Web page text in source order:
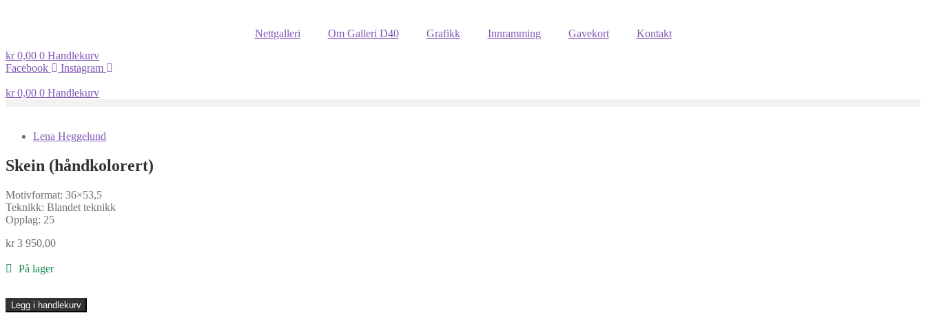
Nettgalleri Om Galleri D40 Grafikk Innramming Gavekort
Kontakt
kr0,00 0 Handlekurv
Facebook
Instagram
kr0,00 0 Handlekurv
Lena Heggelund
Skein (håndkolorert)
Motivformat: 36×53,5
Teknikk: Blandet teknikk
Opplag: 25
kr3 950,00
På lager
Skein
(håndkolorert)
Legg i handlekurv